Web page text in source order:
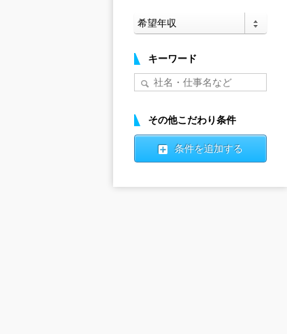
キーワード
その他こだわり条件
条件を追加する